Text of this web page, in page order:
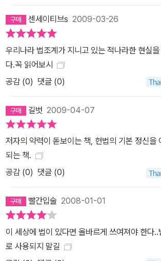
센세이티브s 2009-03-26
우리나라 법조계가 지니고 있는 적나라한 현실
다.꼭 읽어보시
공감 (0) 댓글 (0)
길벗 2009-04-07
저자의 약력이 돋보이는 책, 헌법의 기본 정신을
되는 책.
공감 (0) 댓글 (0)
빨간입술 2008-01-01
이 세상에 법이 있다면 올바르게 쓰여져야 한다
로 사용되지 말길